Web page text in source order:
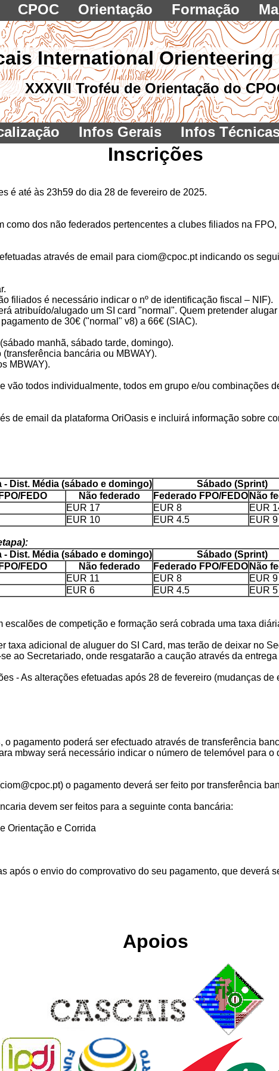
CPOC Orientação Formação
International Orienteering
XXXVII Troféu de Orientação do
Infos Gerais Infos
Inscrições
é até às 23h59 do dia 28 de fevereiro de 2025.
como dos não federados pertencentes a clubes filiados na
através de email para ciom@cpoc.pt indicando os
filiados é necessário indicar o nº de identificação fiscal – NIF).
atribuído/alugado um SI card "normal". Quem pretender
de 30€ ("normal" v8) a 66€ (SIAC).
manhã, sábado tarde, domingo).
bancária ou MBWAY).
MBWAY).
vão todos individualmente, todos em grupo e/ou combinações
de email da plataforma OriOasis e incluirá informação sobre
- Dist. Média (sábado e domingo) Sábado (Sprint)
FEDO
Não federado Federado FPO/FEDO Não
EUR 17 EUR 8 EUR
EUR 10 EUR 4.5 EUR 9
- Dist. Média (sábado e domingo)
Sábado (Sprint)
FEDO
Não federado Federado FPO/FEDO Não
EUR 11 EUR 8
EUR 9
EUR 6 EUR 4.5 EUR 5
de competição e formação será cobrada uma taxa
taxa adicional de aluguer do SI Card, mas terão de deixar no
ao Secretariado, onde resgatarão a caução através da entrega
- As alterações efetuadas após 28 de fevereiro (mudanças
pagamento poderá ser efectuado através de transferência
mbway será necessário indicar o número de telemóvel para
o pagamento deverá ser feito por transferência
devem ser feitos para a seguinte conta bancária:
Orientação e Corrida
após o envio do comprovativo do seu pagamento, que deverá
Apoios